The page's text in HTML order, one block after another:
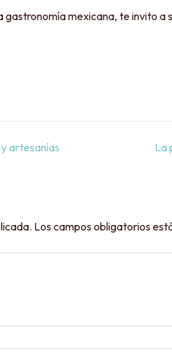
mexicana, te invito a
artesanías La
Los campos obligatorios